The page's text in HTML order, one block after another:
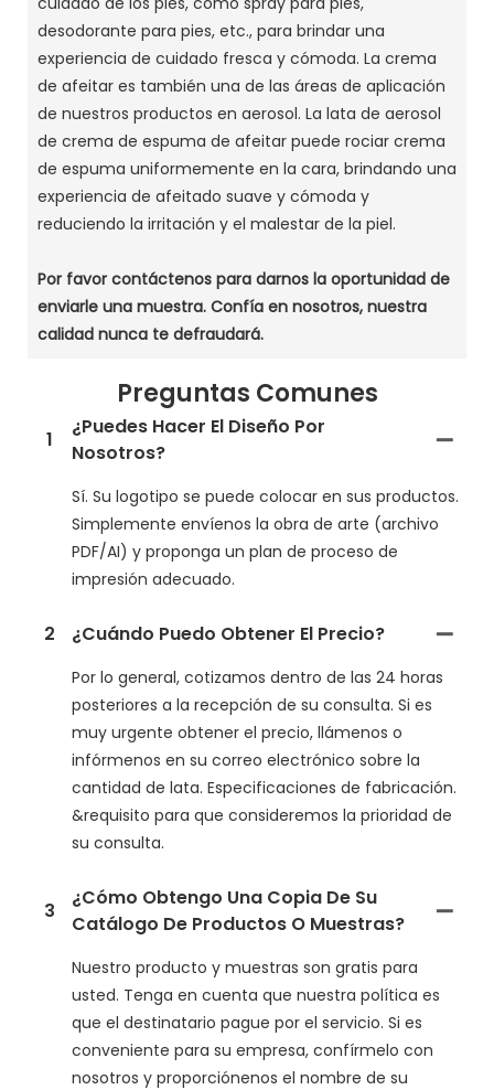
desodorante para pies, etc., para brindar una
experiencia de cuidado fresca y cómoda. La crema
de afeitar es también una de las áreas de aplicación
de nuestros productos en aerosol. La lata de aerosol
de crema de espuma de afeitar puede rociar crema
de espuma uniformemente en la cara, brindando una
experiencia de afeitado suave y cómoda y
reduciendo la irritación y el malestar de la piel.
Por favor contáctenos para darnos la oportunidad de
enviarle una muestra. Confía en nosotros, nuestra
calidad nunca te defraudará.
Preguntas Comunes
1
¿Puedes Hacer El Diseño Por
Nosotros?
Sí. Su logotipo se puede colocar en sus productos.
Simplemente envíenos la obra de arte (archivo
PDF/AI) y proponga un plan de proceso de
impresión adecuado.
2 ¿Cuándo Puedo Obtener El Precio?
Por lo general, cotizamos dentro de las 24 horas
posteriores a la recepción de su consulta. Si es
muy urgente obtener el precio, llámenos o
infórmenos en su correo electrónico sobre la
cantidad de lata. Especificaciones de fabricación.
&requisito para que consideremos la prioridad de
su consulta.
3
¿Cómo Obtengo Una Copia De Su
Catálogo De Productos O Muestras?
Nuestro producto y muestras son gratis para
usted. Tenga en cuenta que nuestra política es
que el destinatario pague por el servicio. Si es
conveniente para su empresa, confírmelo con
nosotros y proporciónenos el nombre de su